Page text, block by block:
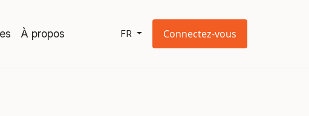
À propos FR Connectez-vous